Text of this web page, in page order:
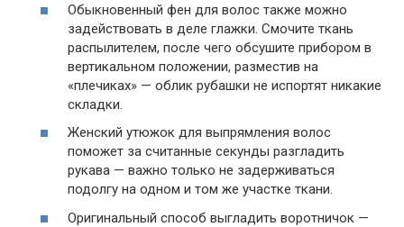
Обыкновенный фен для волос также можно
задействовать в деле глажки. Смочите ткань
распылителем, после чего обсушите прибором в
вертикальном положении, разместив на
«плечиках» — облик рубашки не испортят никакие
складки.
Женский утюжок для выпрямления волос
поможет за считанные секунды разгладить
рукава — важно только не задерживаться
подолгу на одном и том же участке ткани.
Оригинальный способ выгладить воротничок —